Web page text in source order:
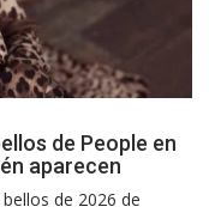
de People en
aparecen
de 2026 de